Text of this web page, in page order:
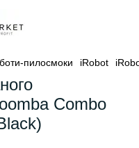
пилосмоки iRobot
Combo